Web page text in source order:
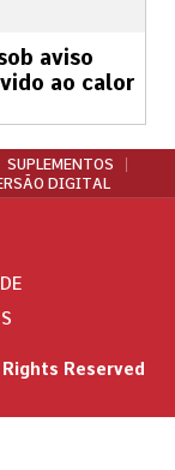
aviso
ao calor
SUPLEMENTOS
DIGITAL
Reserved